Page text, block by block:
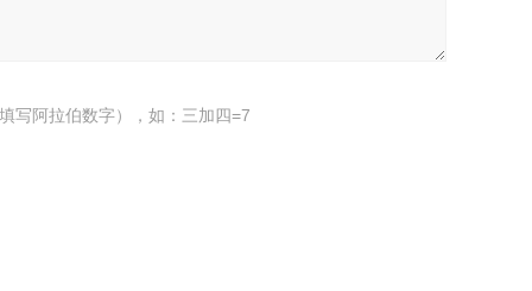
写阿拉伯数字），如：三加四=7